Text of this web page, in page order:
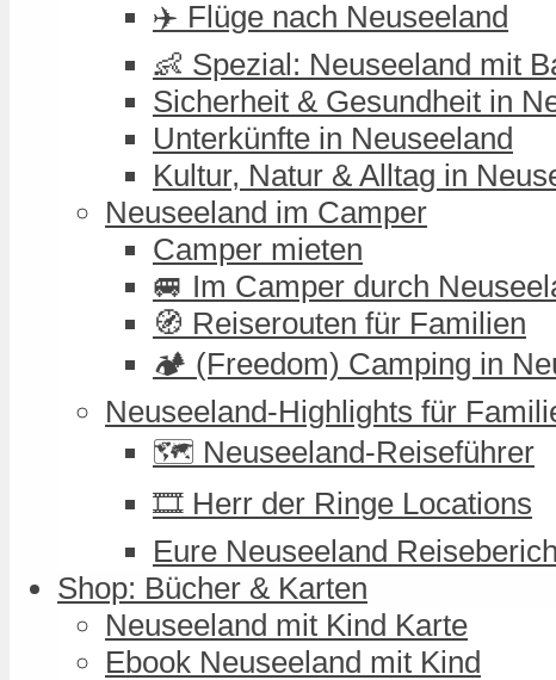
✈️ Flüge nach Neuseeland
👶 Spezial: Neuseeland mit
Sicherheit & Gesundheit in
Unterkünfte in Neuseeland
Kultur, Natur & Alltag in
Neuseeland im Camper
Camper mieten
🚐 Im Camper durch
🧭 Reiserouten für Familien
🏕️ (Freedom) Camping in
Neuseeland-Highlights für
🗺️ Neuseeland-Reiseführer
🎞️ Herr der Ringe Locations
Eure Neuseeland
Shop: Bücher & Karten
Neuseeland mit Kind Karte
Ebook Neuseeland mit Kind